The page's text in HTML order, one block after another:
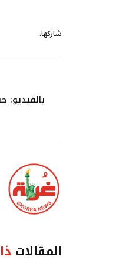
شاركها.
بالفيديو:
المقالات